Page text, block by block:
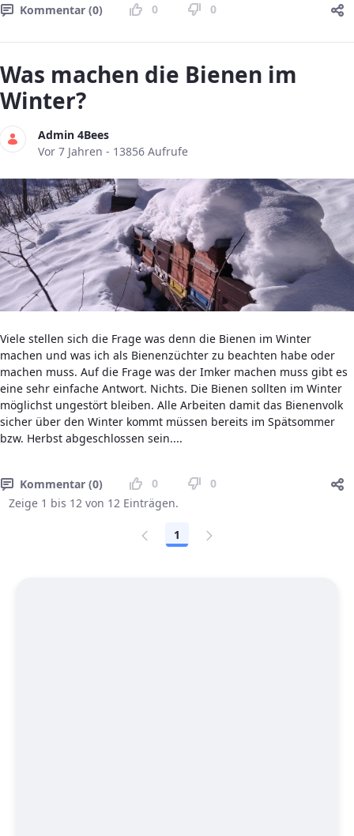
Kommentar (0) 0 0
Was machen die Bienen im
Winter?
Admin 4Bees
Publikationsdatum
Vor 7 Jahren - 13856 Aufrufe
Viele stellen sich die Frage was denn die Bienen im Winter
machen und was ich als Bienenzüchter zu beachten habe oder
machen muss. Auf die Frage was der Imker machen muss gibt es
eine sehr einfache Antwort. Nichts. Die Bienen sollten im Winter
möglichst ungestört bleiben. Alle Arbeiten damit das Bienenvolk
sicher über den Winter kommt müssen bereits im Spätsommer
bzw. Herbst abgeschlossen sein....
Kommentar (0) 0
0
Zeige 1 bis 12 von 12 Einträgen.
Seite
1